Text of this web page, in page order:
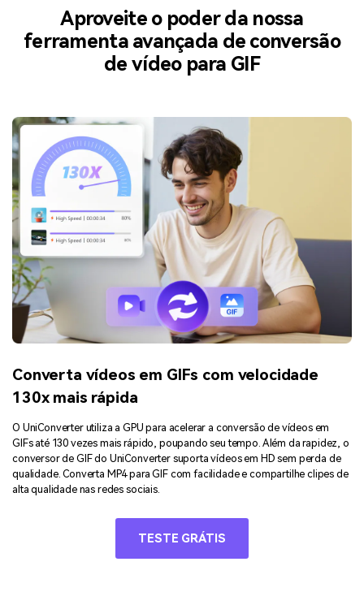
Aproveite o poder da nossa
ferramenta avançada de conversão
de vídeo para GIF
Converta vídeos em GIFs com velocidade
130x mais rápida
O UniConverter utiliza a GPU para acelerar a conversão de vídeos em
GIFs até 130 vezes mais rápido, poupando seu tempo. Além da rapidez, o
conversor de GIF do UniConverter suporta vídeos em HD sem perda de
qualidade. Converta MP4 para GIF com facilidade e compartilhe clipes de
alta qualidade nas redes sociais.
TESTE GRÁTIS